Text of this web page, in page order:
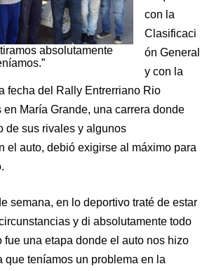
absolutamente
con la
Clasificaci
ón General
y con la
fecha del Rally Entrerriano Rio
en María Grande, una carrera donde
de sus rivales y algunos
el auto, debió exigirse al máximo para
semana, en lo deportivo traté de estar
y di absolutamente todo
fue una etapa donde el auto nos hizo
que teníamos un problema en la